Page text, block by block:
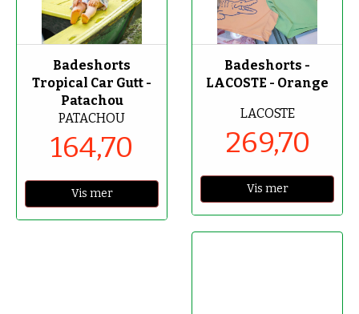
-70%
Badeshorts
Tropical Car Gutt -
Patachou
PATACHOU
164,70
Vis mer
-70%
Badeshorts -
LACOSTE - Orange
LACOSTE
269,70
Vis mer